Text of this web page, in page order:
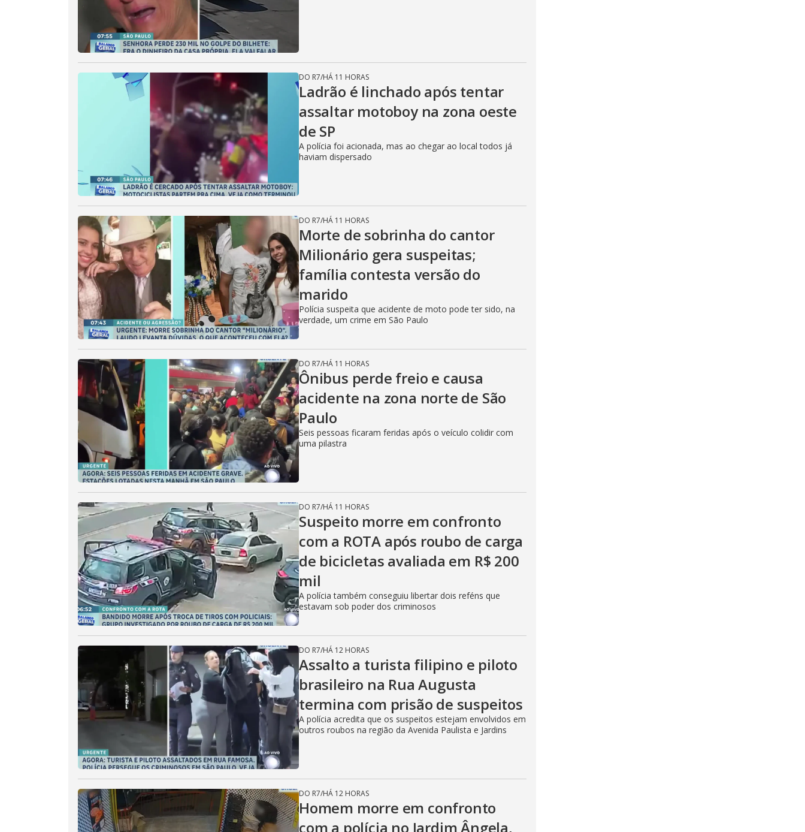
DO R7/HÁ 11 HORAS
Ladrão é linchado após tentar
assaltar motoboy na zona oeste
de SP
A polícia foi acionada, mas ao chegar ao local todos já
haviam dispersado
DO R7/HÁ 11 HORAS
Morte de sobrinha do cantor
Milionário gera suspeitas;
família contesta versão do
marido
Polícia suspeita que acidente de moto pode ter sido, na
verdade, um crime em São Paulo
DO R7/HÁ 11 HORAS
Ônibus perde freio e causa
acidente na zona norte de São
Paulo
Seis pessoas ficaram feridas após o veículo colidir com
uma pilastra
DO R7/HÁ 11 HORAS
Suspeito morre em confronto
com a ROTA após roubo de carga
de bicicletas avaliada em R$ 200
mil
A polícia também conseguiu libertar dois reféns que
estavam sob poder dos criminosos
DO R7/HÁ 12 HORAS
Assalto a turista filipino e piloto
brasileiro na Rua Augusta
termina com prisão de suspeitos
A polícia acredita que os suspeitos estejam envolvidos em
outros roubos na região da Avenida Paulista e Jardins
DO R7/HÁ 12 HORAS
Homem morre em confronto
com a polícia no Jardim Ângela,